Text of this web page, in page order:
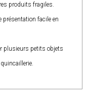
produits fragiles.
présentation facile en
plusieurs petits objets